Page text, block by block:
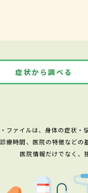
症状から調べる
ファイルは、身体の症状
療時間、医院の特徴など
医院情報だけでなく、